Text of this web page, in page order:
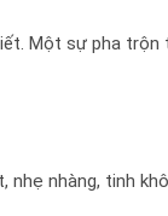
Một sự pha trộn
nhàng, tinh